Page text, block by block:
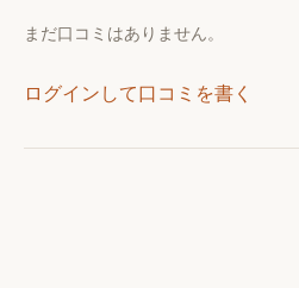
まだ口コミはありません。
ログインして口コミを書く